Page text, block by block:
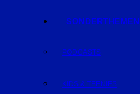
SONDERTHEMEN
PODCASTS
KIDS & TEENIES